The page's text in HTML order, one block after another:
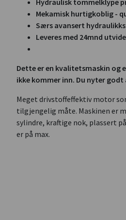
Mekamisk hurtigkoblig -
Særs avansert
Leveres med 24mnd
Dette er en kvalitetsmaskin og
ikke kommer inn. Du nyter
Meget drivstoffeffektiv motor
tilgjengelig måte. Maskinen er
sylindre, kraftige nok, plassert
er på max.